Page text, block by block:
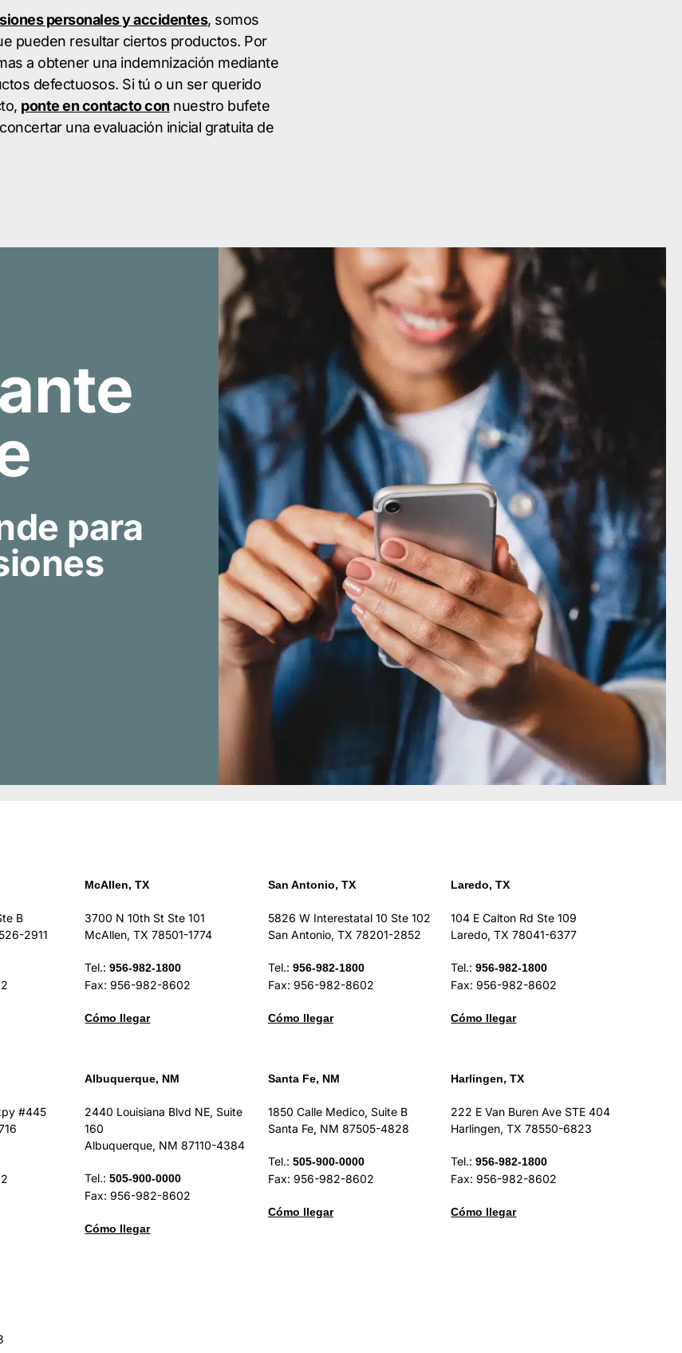
personales y accidentes, somos
pueden resultar ciertos productos. Por
a obtener una indemnización mediante
defectuosos. Si tú o un ser querido
ponte en contacto con nuestro bufete
una evaluación inicial gratuita de
para
B
2911
McAllen, TX
3700 N 10th St Ste 101
McAllen, TX 78501-1774
Tel.:956-982-1800
Fax: 956-982-8602
Cómo llegar
San Antonio, TX
5826 W Interestatal 10 Ste 102
San Antonio, TX 78201-2852
Tel.: 956-982-1800
Fax: 956-982-8602
Cómo llegar
Laredo, TX
104 E Calton Rd Ste 109
Laredo, TX 78041-6377
Tel.:956-982-1800
Fax: 956-982-8602
Cómo llegar
#445
Albuquerque, NM
2440 Louisiana Blvd NE, Suite
160
Albuquerque, NM 87110-4384
Tel.:505-900-0000
Fax: 956-982-8602
Cómo llegar
Santa Fe, NM
1850 Calle Medico, Suite B
Santa Fe, NM 87505-4828
Tel.: 505-900-0000
Fax: 956-982-8602
Cómo llegar
Harlingen, TX
222 E Van Buren Ave STE 404
Harlingen, TX 78550-6823
Tel.:956-982-1800
Fax: 956-982-8602
Cómo llegar